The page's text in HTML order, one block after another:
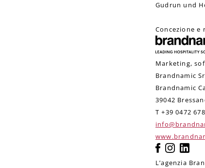
Gudrun und
Concezione e
Marketing,
Brandnamic
Brandnamic
39042
T +39 0472
L’agenzia